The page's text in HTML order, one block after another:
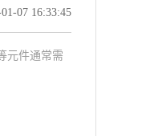
07 16:33:45
元件通常需